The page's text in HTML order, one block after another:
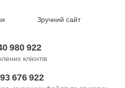
Зручний сайт
980 922
клієнтів
676 922